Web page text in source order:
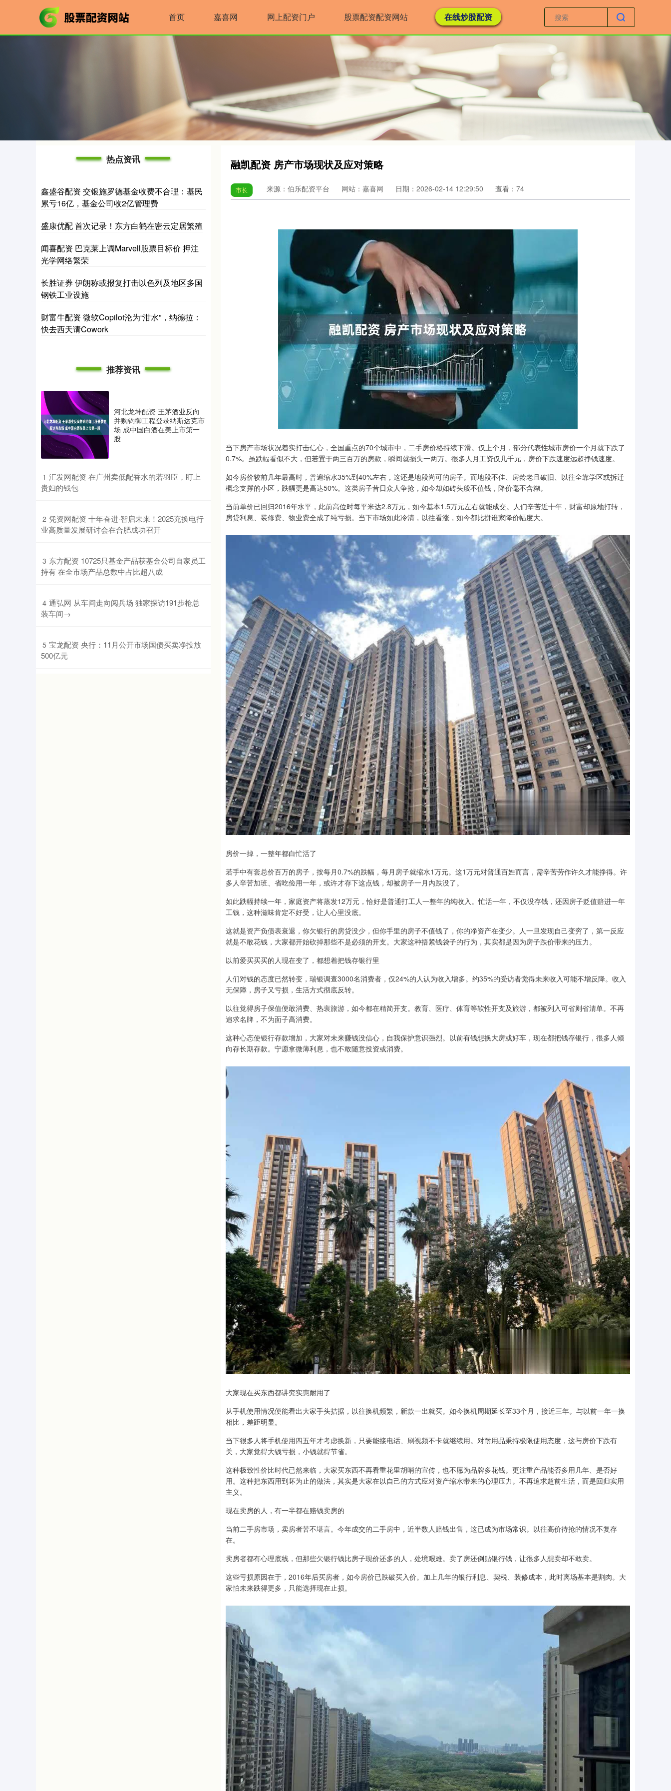
首页 嘉喜网 网上配资门户 股票配资配资网站 在线炒股配资
融凯配资 房产市场现状及应对策略
市长 来源：伯乐配资平台 网站：嘉喜网 日期：2026-02-14 12:29:50 查看：74
当下房产市场状况着实打击信心，全国重点的70个城市中，二手房价格持续下滑。仅上个月，部分代表性城市房价一个月就下跌了
0.7%。虽跌幅看似不大，但若置于两三百万的房款，瞬间就损失一两万。很多人月工资仅几千元，房价下跌速度远超挣钱速度。
如今房价较前几年最高时，普遍缩水35%到40%左右，这还是地段尚可的房子。而地段不佳、房龄老且破旧、以往全靠学区或拆迁
概念支撑的小区，跌幅更是高达50%。这类房子昔日众人争抢，如今却如砖头般不值钱，降价毫不含糊。
当前单价已回归2016年水平，此前高位时每平米达2.8万元，如今基本1.5万元左右就能成交。人们辛苦近十年，财富却原地打转，
房贷利息、装修费、物业费全成了纯亏损。当下市场如此冷清，以往看涨，如今都比拼谁家降价幅度大。
房价一掉，一整年都白忙活了
若手中有套总价百万的房子，按每月0.7%的跌幅，每月房子就缩水1万元。这1万元对普通百姓而言，需辛苦劳作许久才能挣得。许
多人辛苦加班、省吃俭用一年，或许才存下这点钱，却被房子一月内跌没了。
如此跌幅持续一年，家庭资产将蒸发12万元，恰好是普通打工人一整年的纯收入。忙活一年，不仅没存钱，还因房子贬值赔进一年
工钱，这种滋味肯定不好受，让人心里没底。
这就是资产负债表衰退，你欠银行的房贷没少，但你手里的房子不值钱了，你的净资产在变少。人一旦发现自己变穷了，第一反应
就是不敢花钱，大家都开始砍掉那些不是必须的开支。大家这种捂紧钱袋子的行为，其实都是因为房子跌价带来的压力。
以前爱买买买的人现在变了，都想着把钱存银行里
人们对钱的态度已然转变，瑞银调查3000名消费者，仅24%的人认为收入增多。约35%的受访者觉得未来收入可能不增反降。收入
无保障，房子又亏损，生活方式彻底反转。
以往觉得房子保值便敢消费、热衷旅游，如今都在精简开支。教育、医疗、体育等软性开支及旅游，都被列入可省则省清单。不再
追求名牌，不为面子高消费。
这种心态使银行存款增加，大家对未来赚钱没信心，自我保护意识强烈。以前有钱想换大房或好车，现在都把钱存银行，很多人倾
向存长期存款。宁愿拿微薄利息，也不敢随意投资或消费。
大家现在买东西都讲究实惠耐用了
从手机使用情况便能看出大家手头拮据，以往换机频繁，新款一出就买。如今换机周期延长至33个月，接近三年。与以前一年一换
相比，差距明显。
当下很多人将手机使用四五年才考虑换新，只要能接电话、刷视频不卡就继续用。对耐用品秉持极限使用态度，这与房价下跌有
关，大家觉得大钱亏损，小钱就得节省。
这种极致性价比时代已然来临，大家买东西不再看重花里胡哨的宣传，也不愿为品牌多花钱。更注重产品能否多用几年、是否好
用。这种把东西用到坏为止的做法，其实是大家在以自己的方式应对资产缩水带来的心理压力。不再追求超前生活，而是回归实用
主义。
现在卖房的人，有一半都在赔钱卖房的
当前二手房市场，卖房者苦不堪言。今年成交的二手房中，近半数人赔钱出售，这已成为市场常识。以往高价待抢的情况不复存
在。
卖房者都有心理底线，但那些欠银行钱比房子现价还多的人，处境艰难。卖了房还倒贴银行钱，让很多人想卖却不敢卖。
这些亏损原因在于，2016年后买房者，如今房价已跌破买入价。加上几年的银行利息、契税、装修成本，此时离场基本是割肉。大
家怕未来跌得更多，只能选择现在止损。
热点资讯
鑫盛谷配资 交银施罗德基金收费不合理：基民
累亏16亿，基金公司收2亿管理费
盛康优配 首次记录！东方白鹳在密云定居繁殖
闻喜配资 巴克莱上调Marvell股票目标价 押注
光学网络繁荣
长胜证券 伊朗称或报复打击以色列及地区多国
钢铁工业设施
财富牛配资 微软Copilot沦为“泔水”，纳德拉：
快去西天请Cowork
推荐资讯
河北龙坤配资 王茅酒业反向
并购钧御工程登录纳斯达克市
场 成中国白酒在美上市第一
股
1 ​汇发网配资 在广州卖低配香水的若羽臣，盯上
贵妇的钱包
2 ​凭资网配资 十年奋进·智启未来！2025充换电行
业高质量发展研讨会在合肥成功召开
3 ​东方配资 10725只基金产品获基金公司自家员工
持有 在全市场产品总数中占比超八成
4 ​通弘网 从车间走向阅兵场 独家探访191步枪总
装车间→
5 ​宝龙配资 央行：11月公开市场国债买卖净投放
500亿元